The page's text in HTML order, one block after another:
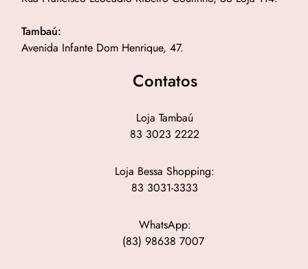
Tambaú:
Avenida Infante Dom Henrique, 47.
Contatos
Loja Tambaú
83 3023 2222
Loja Bessa Shopping:
83 3031-3333
WhatsApp:
(83) 98638 7007